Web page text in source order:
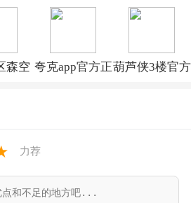
卓版v3.6.59 v2.9.1
森空 夸克app官方正
v10.14.5.1120
葫芦侠3楼官方
力荐